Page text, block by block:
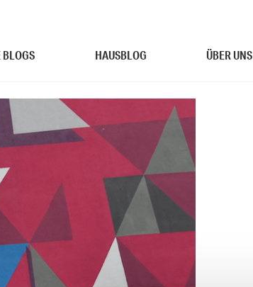
HAUSBLOG ÜBER UNS